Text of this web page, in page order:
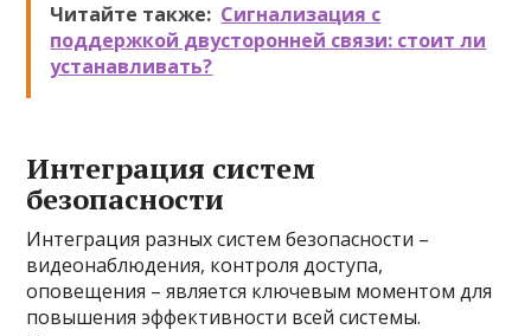
Читайте также: Сигнализация с
поддержкой двусторонней связи: стоит ли
устанавливать?
Интеграция систем
безопасности
Интеграция разных систем безопасности –
видеонаблюдения, контроля доступа,
оповещения – является ключевым моментом для
повышения эффективности всей системы.